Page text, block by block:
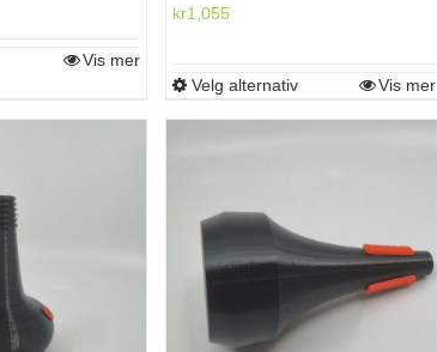
Vis mer
kr1,055
Velg alternativDette
produktet
Alternativene
velges
på
Vis mer